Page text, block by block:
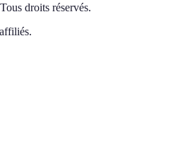
Tous droits réservés.